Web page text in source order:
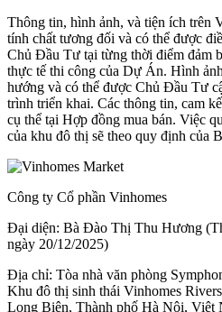
Thông tin, hình ảnh, và tiện ích trên
tính chất tương đối và có thể được
Chủ Đầu Tư tại từng thời điểm đảm
thực tế thi công của Dự Án. Hình
hướng và có thể được Chủ Đầu Tư
trình triển khai. Các thông tin, cam
cụ thể tại Hợp đồng mua bán. Việc
của khu đô thị sẽ theo quy định của
Công ty Cổ phần Vinhomes
Đại diện: Bà Đào Thị Thu Hương
ngày 20/12/2025)
Địa chỉ: Tòa nhà văn phòng
Khu đô thị sinh thái Vinhomes
Long Biên, Thành phố Hà Nội, Việt